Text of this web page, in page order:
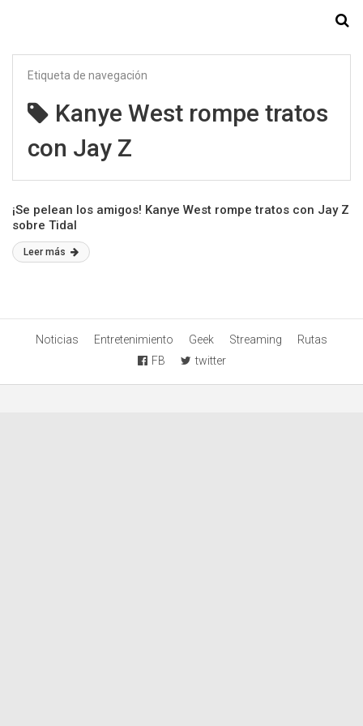
Etiqueta de navegación
Kanye West rompe tratos
con Jay Z
¡Se pelean los amigos! Kanye West rompe tratos con Jay Z
sobre Tidal
Leer más
Noticias Entretenimiento Geek Streaming
Rutas
FB
twitter